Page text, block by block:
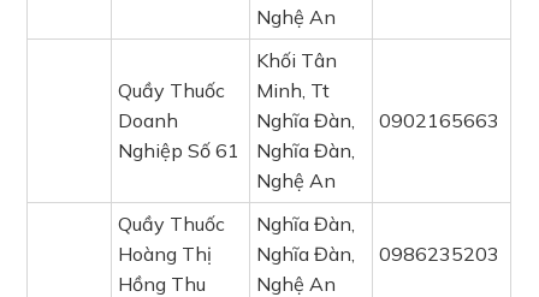
Nghệ An
Quầy Thuốc
Doanh
Nghiệp Số 61
Khối Tân
Minh, Tt
Nghĩa Đàn,
Nghĩa Đàn,
Nghệ An
0902165663
Quầy Thuốc
Hoàng Thị
Hồng Thu
Nghĩa Đàn,
Nghĩa Đàn,
Nghệ An
0986235203